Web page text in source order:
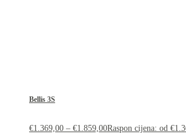
Bellis 3S
€1.369,00 – €1.859,00Raspon cijena: od